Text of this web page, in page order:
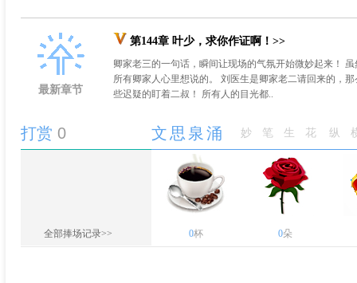
最新章节
第144章 叶少，求你作证啊！>>
卿家老三的一句话，瞬间让现场的气氛开始微妙起来！
所有卿家人心里想说的。 刘医生是卿家老二请回来的，
些迟疑的盯着二叔！ 所有人的目光都..
打赏 0 文思泉涌 妙笔生花 纵
全部捧场记录>> 0杯 0朵